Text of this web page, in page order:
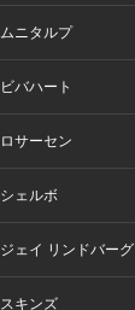
ムニタルプ
ビバハート
ロサーセン
シェルボ
ジェイ リンドバーグ
スキンズ